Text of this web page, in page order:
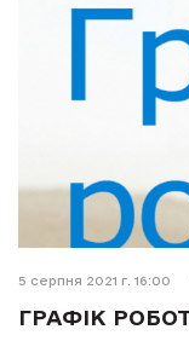
5 серпня 2021 г. 16:00
ГРАФІК